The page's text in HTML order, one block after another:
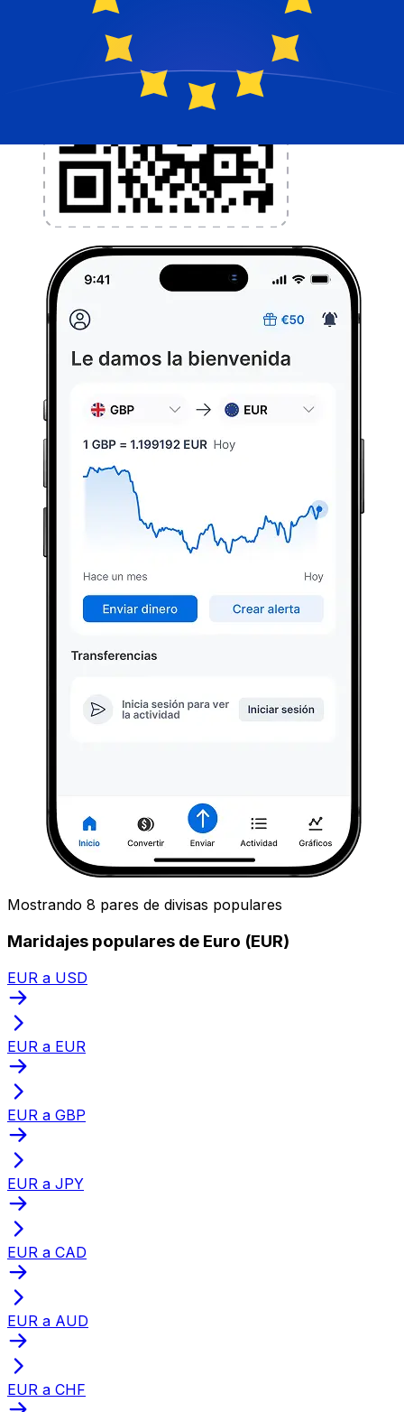
Mostrando 8 pares de divisas populares
Maridajes populares de Euro (EUR)
EUR a USD
EUR a EUR
EUR a GBP
EUR a JPY
EUR a CAD
EUR a AUD
EUR a CHF